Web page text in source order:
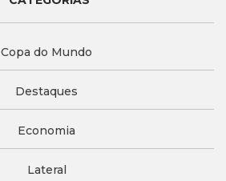
Copa do Mundo
Destaques
Economia
Lateral